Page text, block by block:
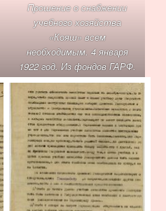
Прошение о снабжении
учебного хозяйства
«Кояш» всем
необходимым. 4 января
1922 год. Из фондов ГАРФ.